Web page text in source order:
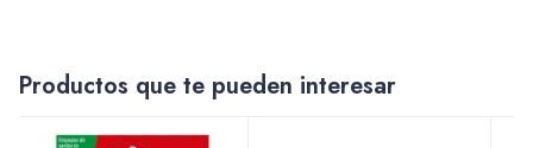
Productos que te pueden interesar
Soportes Artísticos